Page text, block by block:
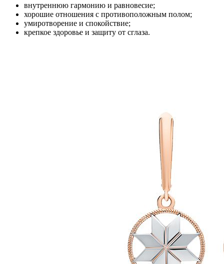
внутреннюю гармонию и равновесие;
хорошие отношения с противоположным полом;
умиротворение и спокойствие;
крепкое здоровье и защиту от сглаза.